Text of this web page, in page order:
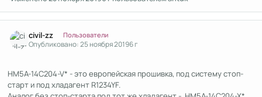
civil-zz Пользователи
Опубликовано:25 ноября 20196 г
HM5A-14C204-V* - это европейская прошивка, под систему стоп-
старт и под хладагент R1234YF.